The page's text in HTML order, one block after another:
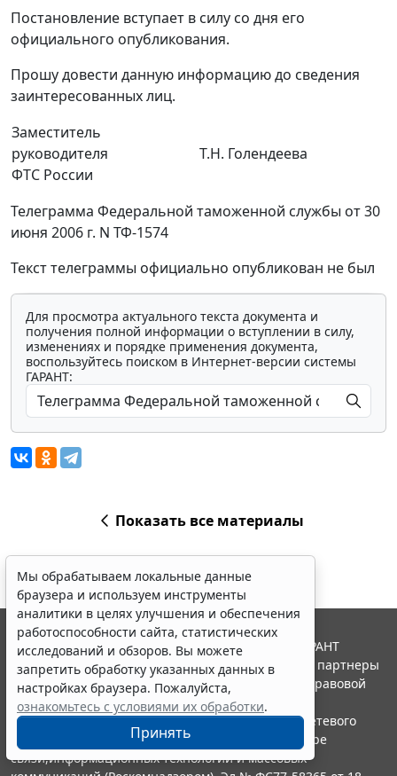
Постановление вступает в силу со дня его
официального опубликования.
Прошу довести данную информацию до сведения
заинтересованных лиц.
Заместитель
руководителя
ФТС России
Т.Н. Голендеева
Телеграмма Федеральной таможенной службы от 30
июня 2006 г. N ТФ-1574
Текст телеграммы официально опубликован не был
Для просмотра актуального текста документа и
получения полной информации о вступлении в силу,
изменениях и порядке применения документа,
воспользуйтесь поиском в Интернет-версии системы
ГАРАНТ:
Показать все материалы
Мы обрабатываем локальные данные
браузера и используем инструменты
аналитики в целях улучшения и обеспечения
работоспособности сайта, статистических
исследований и обзоров. Вы можете
запретить обработку указанных данных в
настройках браузера. Пожалуйста,
ознакомьтесь с условиями их обработки.
Принять
© ООО "НПП "ГАРАНТ-СЕРВИС", 2026. Система ГАРАНТ
выпускается с 1990 года. Компания "Гарант" и ее партнеры
являются участниками Российской ассоциации правовой
информации ГАРАНТ.
Портал ГАРАНТ.РУ зарегистрирован в качестве сетевого
издания Федеральной службой по надзору в сфере
связи,информационных технологий и массовых